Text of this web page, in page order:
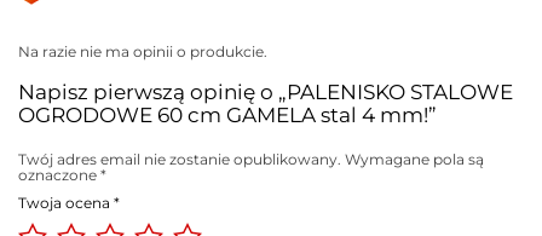
Na razie nie ma opinii o produkcie.
Napisz pierwszą opinię o „PALENISKO STALOWE
OGRODOWE 60 cm GAMELA stal 4 mm!”
Twój adres email nie zostanie opublikowany. Wymagane pola są
oznaczone *
Twoja ocena *